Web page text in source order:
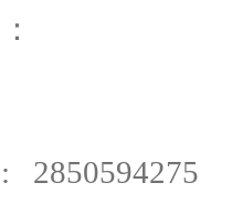
：
: 2850594275